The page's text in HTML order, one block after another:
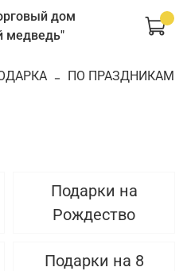
дом
медведь"
ПО ПРАЗДНИКАМ
Подарки на
Рождество
Подарки на 8